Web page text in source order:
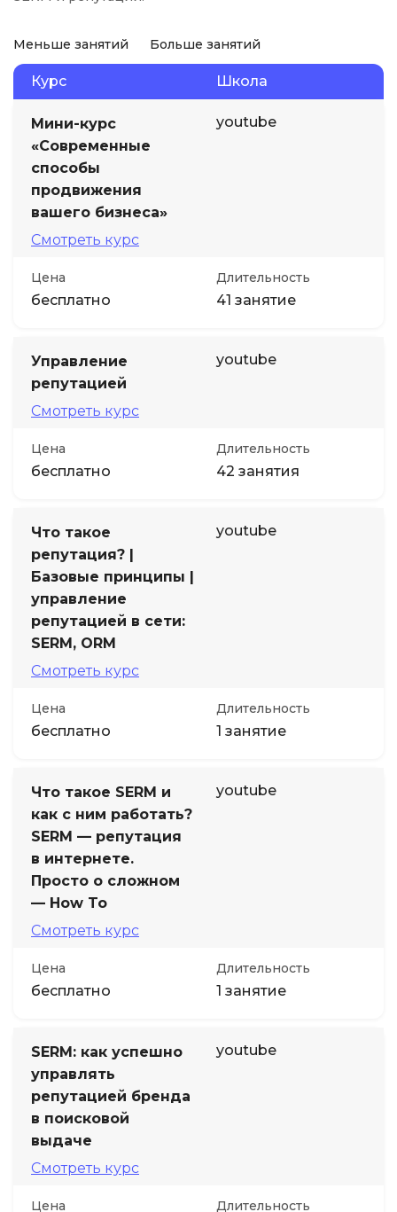
Меньше занятий Больше занятий
Курс Школа
Мини-курс
«Современные
способы
продвижения
вашего бизнеса»
Смотреть курс
youtube
Цена
бесплатно
Длительность
41 занятие
Управление
репутацией
Смотреть курс
youtube
Цена
бесплатно
Длительность
42 занятия
Что такое
репутация? |
Базовые принципы |
управление
репутацией в сети:
SERM, ORM
Смотреть курс
youtube
Цена
бесплатно
Длительность
1 занятие
Что такое SERM и
как с ним работать?
SERM — репутация
в интернете.
Просто о сложном
— How To
Смотреть курс
youtube
Цена
бесплатно
Длительность
1 занятие
SERM: как успешно
управлять
репутацией бренда
в поисковой
выдаче
Смотреть курс
youtube
Цена Длительность